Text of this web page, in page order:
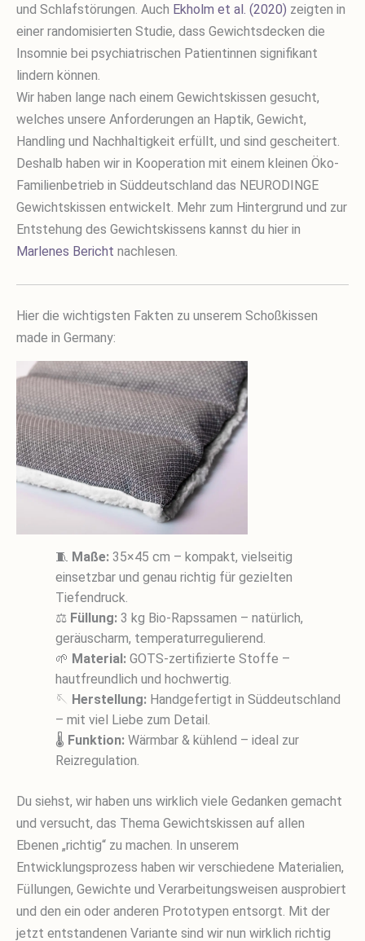
und Schlafstörungen. Auch Ekholm et al. (2020) zeigten in
einer randomisierten Studie, dass Gewichtsdecken die
Insomnie bei psychiatrischen Patientinnen signifikant
lindern können.
Wir haben lange nach einem Gewichtskissen gesucht,
welches unsere Anforderungen an Haptik, Gewicht,
Handling und Nachhaltigkeit erfüllt, und sind gescheitert.
Deshalb haben wir in Kooperation mit einem kleinen Öko-
Familienbetrieb in Süddeutschland das NEURODINGE
Gewichtskissen entwickelt. Mehr zum Hintergrund und zur
Entstehung des Gewichtskissens kannst du hier in
Marlenes Bericht nachlesen.
Hier die wichtigsten Fakten zu unserem Schoßkissen
made in Germany:
🧵 Maße: 35×45 cm – kompakt, vielseitig
einsetzbar und genau richtig für gezielten
Tiefendruck.
⚖️ Füllung: 3 kg Bio-Rapssamen – natürlich,
geräuscharm, temperaturregulierend.
🌱 Material: GOTS-zertifizierte Stoffe –
hautfreundlich und hochwertig.
🪡 Herstellung: Handgefertigt in Süddeutschland
– mit viel Liebe zum Detail.
🌡️ Funktion: Wärmbar & kühlend – ideal zur
Reizregulation.
Du siehst, wir haben uns wirklich viele Gedanken gemacht
und versucht, das Thema Gewichtskissen auf allen
Ebenen „richtig“ zu machen. In unserem
Entwicklungsprozess haben wir verschiedene Materialien,
Füllungen, Gewichte und Verarbeitungsweisen ausprobiert
und den ein oder anderen Prototypen entsorgt. Mit der
jetzt entstandenen Variante sind wir nun wirklich richtig